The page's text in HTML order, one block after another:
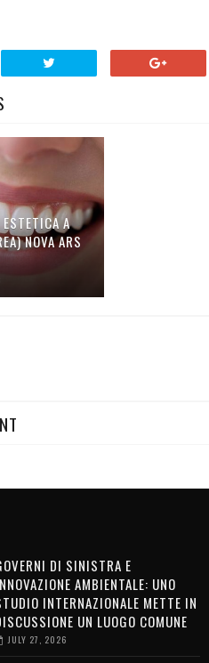
A
NOVA ARS
DI SINISTRA E
AMBIENTALE: UNO
INTERNAZIONALE METTE IN
UN LUOGO COMUNE
JULY 27, 2026